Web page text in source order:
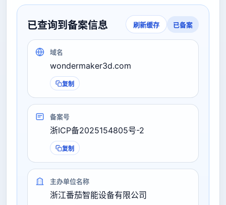
已查询到备案信息 刷新缓存 已备案
域名
wondermaker3d.com
复制
备案号
浙ICP备2025154805号-2
复制
主办单位名称
浙江番茄智能设备有限公司